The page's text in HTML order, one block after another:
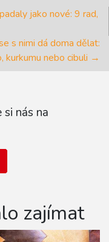
jako nové: 9 rad,
s nimi dá doma dělat:
kurkumu nebo cibuli →
nás na
zajímat